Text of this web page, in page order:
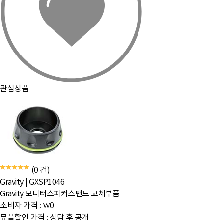
관심상품
(0 건)
Gravity
GXSP1046
Gravity 모니터스피커스탠드 교체부품
소비자 가격 : ₩0
뮤플할인 가격 : 상담 후 공개